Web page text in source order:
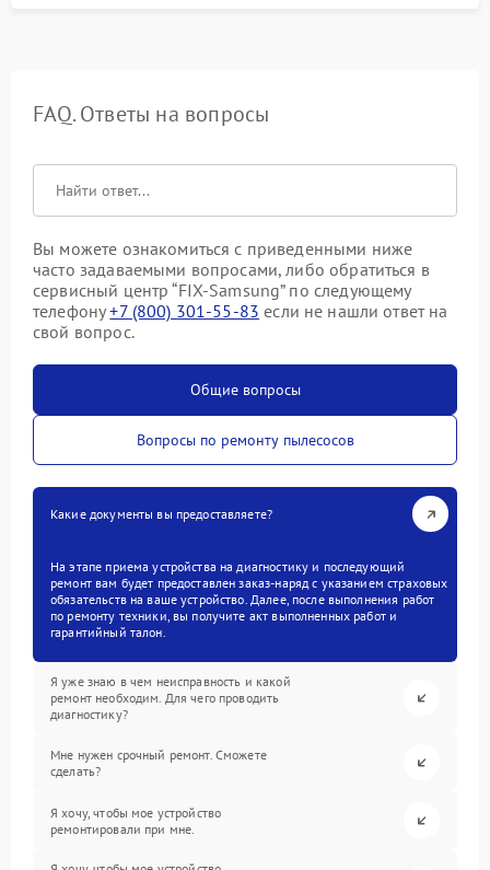
FAQ. Ответы на вопросы
Вы можете ознакомиться с приведенными ниже
часто задаваемыми вопросами, либо обратиться в
сервисный центр “FIX-Samsung” по следующему
телефону+7 (800) 301-55-83 если не нашли ответ на
свой вопрос.
Общие вопросы
Вопросы по ремонту пылесосов
Какие документы вы предоставляете?
На этапе приема устройства на диагностику и последующий
ремонт вам будет предоставлен заказ-наряд с указанием страховых
обязательств на ваше устройство. Далее, после выполнения работ
по ремонту техники, вы получите акт выполненных работ и
гарантийный талон.
Я уже знаю в чем неисправность и какой
ремонт необходим. Для чего проводить
диагностику?
Мне нужен срочный ремонт. Сможете
сделать?
Я хочу, чтобы мое устройство
ремонтировали при мне.